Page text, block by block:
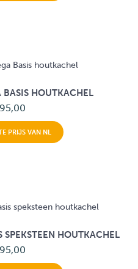
BASIS HOUTKACHEL
PRIJS VAN NL
SPEKSTEEN HOUTKACHEL